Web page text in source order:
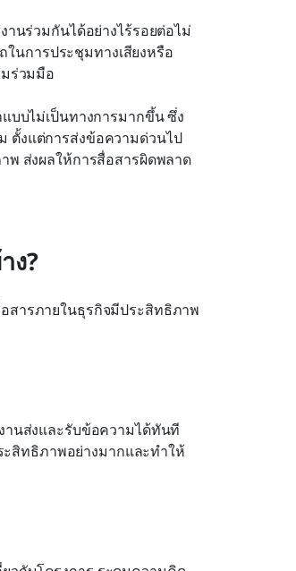
นร่วมกันได้อย่างไร้รอยต่อไม่
นการประชุมทางเสียงหรือ
ร่วมมือ
บบไม่เป็นทางการมากขึ้น ซึ่ง
ตั้งแต่การส่งข้อความด่วนไป
พ ส่งผลให้การสื่อสารผิดพลาด
ง?
สารภายในธุรกิจมีประสิทธิภาพ
นส่งและรับข้อความได้ทันที
ะสิทธิภาพอย่างมากและทำให้